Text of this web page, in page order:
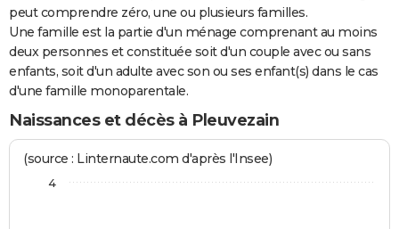
peut comprendre zéro, une ou plusieurs familles.
Une famille est la partie d'un ménage comprenant au moins
deux personnes et constituée soit d'un couple avec ou sans
enfants, soit d'un adulte avec son ou ses enfant(s) dans le cas
d'une famille monoparentale.
Naissances et décès à Pleuvezain
(source : Linternaute.com d'après l'Insee)
4